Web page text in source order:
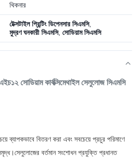
থিকনার
টেক্সটাইল প্রিন্টিং ডিপেনসার সিএমসি,
মুদ্রণ ঘনকারী সিএমসি, সোডিয়াম সিএমসি
সোডিয়াম কার্বক্সিমেথাইল সেলুলোজ সিএমসি
ব্যাপকভাবে বিতরণ করা এবং সবচেয়ে প্রচুর পরিমাণে
বর্তমান সংশোধন প্রযুক্তি প্রধানত